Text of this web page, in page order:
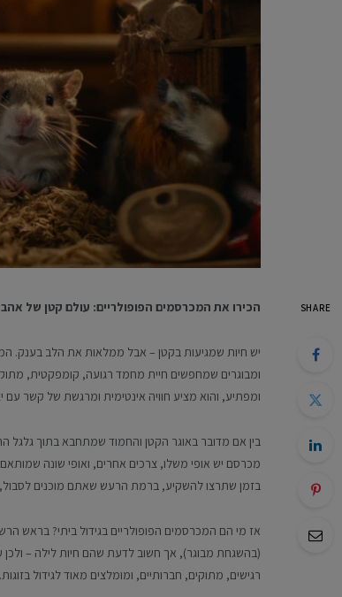
SHARE הכירו את המכרסמים הפופולריים: עולם קטן של
יש חיות שמגיעות בקטן – אבל ממלאות את הלב בענק.
ומבוגרים שמחפשים חיית מחמד רגועה, קומפקטית,
ומפתיע, והוא מציע חוויה אינטימית ומרגשת של קשר עם
בין אם מדובר באוגר הקטן והחמוד שמתחבא בתוך
מכרסם יש אופי משלו, צרכים אחרים, ואופי שונה
בזמן שתרצו להשקיע, ברמת הרעש שאתם מוכנים
אז מי הם המכרסמים הפופולריים בגידול ביתי? בראש
(בהשגחת מבוגר), אך חשוב לדעת שהם חיות לילה –
רגישים, מתוקים, חברותיים, ומומלצים מאוד לגידול